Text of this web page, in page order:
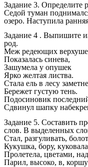
Задание 3. Определите
Седой туман
озеро. Наступила
Задание 4 . Выпишите
род.
Меж редеющих
Показалась синева,
Зашумела у опушек
Ярко желтая листва.
Стала ель в лесу
Бережет густую тень.
Подосиновик
Сдвинул шапку
Задание 5. Составить
слов. В выделенных
Стал, разгуливать,
Кукушка, бору,
Пролетела, цветами,
Парил, высоко, в,